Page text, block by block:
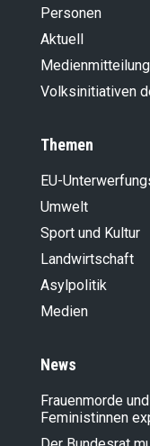
Personen
Aktuell
Volksinitiativen
Themen
EU-
Umwelt
Sport und Kultur
Landwirt­schaft
Asylpolitik
Medien
News
Frauenmorde
Feministinnen